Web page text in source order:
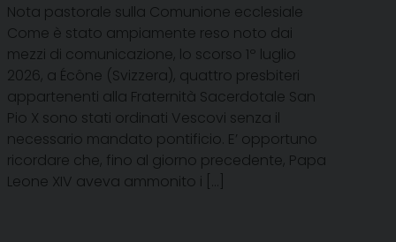
Nota pastorale sulla Comunione ecclesiale
Come è stato ampiamente reso noto dai
mezzi di comunicazione, lo scorso 1º luglio
2026, a Écône (Svizzera), quattro presbiteri
appartenenti alla Fraternità Sacerdotale San
Pio X sono stati ordinati Vescovi senza il
necessario mandato pontificio. E’ opportuno
ricordare che, fino al giorno precedente, Papa
Leone XIV aveva ammonito i […]